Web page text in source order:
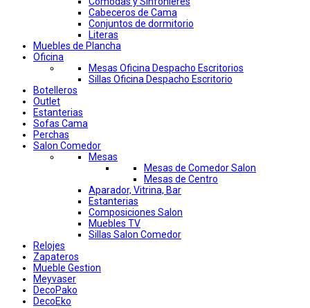
Cabeceros de Cama
Conjuntos de dormitorio
Literas
Muebles de Plancha
Oficina
Mesas Oficina Despacho Escritorios
Sillas Oficina Despacho Escritorio
Botelleros
Outlet
Estanterias
Sofas Cama
Perchas
Salon Comedor
Mesas
Mesas de Comedor Salon
Mesas de Centro
Aparador, Vitrina, Bar
Estanterias
Composiciones Salon
Muebles TV
Sillas Salon Comedor
Relojes
Zapateros
Mueble Gestion
Meyvaser
DecoPako
DecoEko